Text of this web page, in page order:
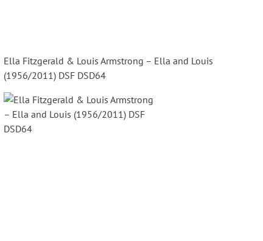
Ella Fitzgerald & Louis Armstrong – Ella and Louis
(1956/2011) DSF DSD64